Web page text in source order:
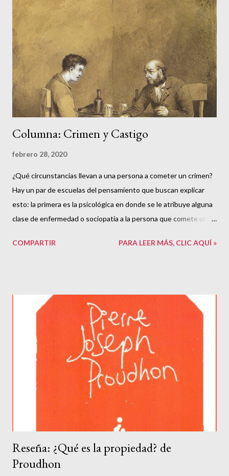
política, ética y social del más alto nivel. Nuestra constitución
durante mucho tiempo fue letra muerta. Se busca transformarla
poco a poco en la fuente de exigencia del bienestar para las
poblaciones más vulnerables. Antes de este cambio de régimen
se construyó un sistema muy complejo para garantizar derechos
humanos de última generación nuevecitos de paquete. Este
sistema a...
Columna: Crimen y Castigo
febrero 28, 2020
¿Qué circunstancias llevan a una persona a cometer un crimen?
Hay un par de escuelas del pensamiento que buscan explicar
esto: la primera es la psicológica en donde se le atribuye alguna
clase de enfermedad o sociopatía a la persona que comete un
explicación más común. La otra escuela es la social, es decir, la
cosas que rodean a una persona, la inducen a romper las reglas
más básicas de convivencia y cometer crímenes horrendos.
Ambas escuelas criminalísticas cojean de una pata: la psicológica
responsabiliza casi por completo al individuo. Busca, en las fallas
individuales o de carácter, explicar por qué era casi inevitable
que alguien cometiera un crimen. En su vertiente más peligrosa
esta explicación puede hacer pensar que hay crí...
COMPARTIR PARA LEER MÁS, CLIC AQUÍ »
Reseña: ¿Qué es la propiedad? de
Proudhon